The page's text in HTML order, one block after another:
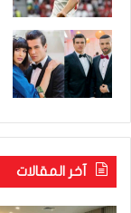
آخر المقالات